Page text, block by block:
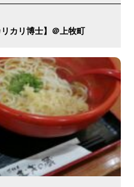
カリ博士】＠上牧町